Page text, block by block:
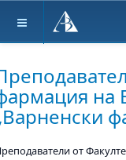
на
от